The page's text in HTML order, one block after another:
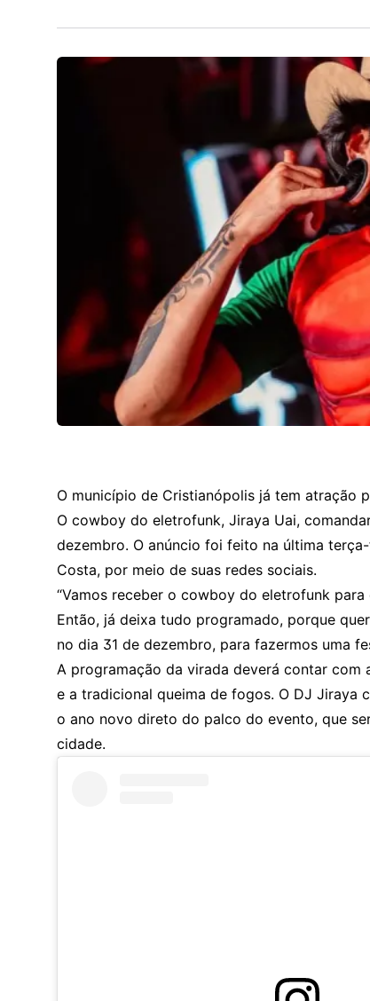
O município de Cristianópolis já tem atração
O cowboy do eletrofunk, Jiraya Uai,
dezembro. O anúncio foi feito na última
Costa, por meio de suas redes sociais.
“Vamos receber o cowboy do eletrofunk
Então, já deixa tudo programado, porque
no dia 31 de dezembro, para fazermos uma
A programação da virada deverá contar
e a tradicional queima de fogos. O DJ Jiraya
o ano novo direto do palco do evento, que
cidade.